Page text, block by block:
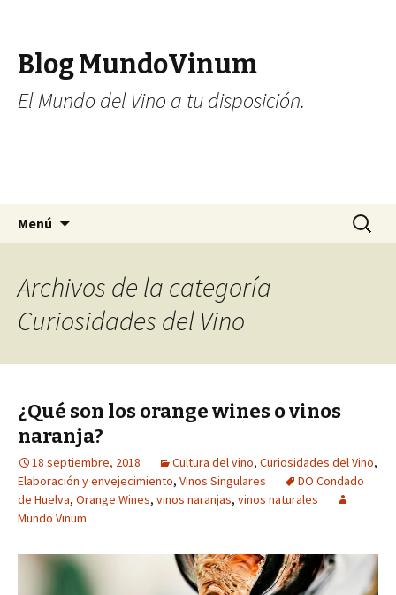
Blog MundoVinum
El Mundo del Vino a tu disposición.
Menú Buscar:
Archivos de la categoría
Curiosidades del Vino
¿Qué son los orange wines o vinos
naranja?
18 septiembre, 2018 Cultura del vino, Curiosidades del Vino,
Elaboración y envejecimiento, Vinos Singulares
DO Condado
de Huelva, Orange Wines, vinos naranjas, vinos naturales
Mundo Vinum